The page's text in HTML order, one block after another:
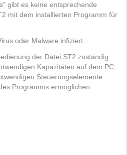
gibt es keine entsprechende
mit dem installierten Programm für
oder Malware infiziert
der Datei ST2 zuständig
Kapazitäten auf dem PC,
Steuerungselemente
Programms ermöglichen